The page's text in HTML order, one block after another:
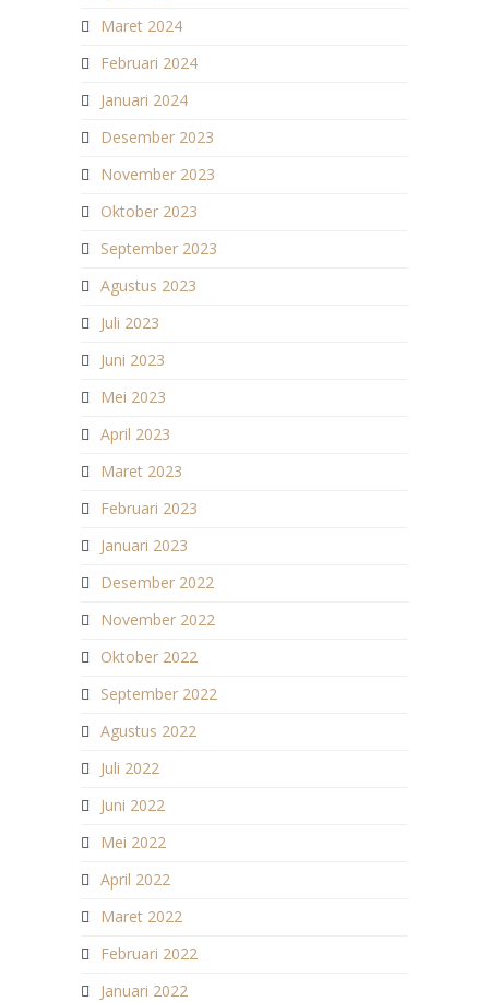
Maret 2024
Februari 2024
Januari 2024
Desember 2023
November 2023
Oktober 2023
September 2023
Agustus 2023
Juli 2023
Juni 2023
Mei 2023
April 2023
Maret 2023
Februari 2023
Januari 2023
Desember 2022
November 2022
Oktober 2022
September 2022
Agustus 2022
Juli 2022
Juni 2022
Mei 2022
April 2022
Maret 2022
Februari 2022
Januari 2022